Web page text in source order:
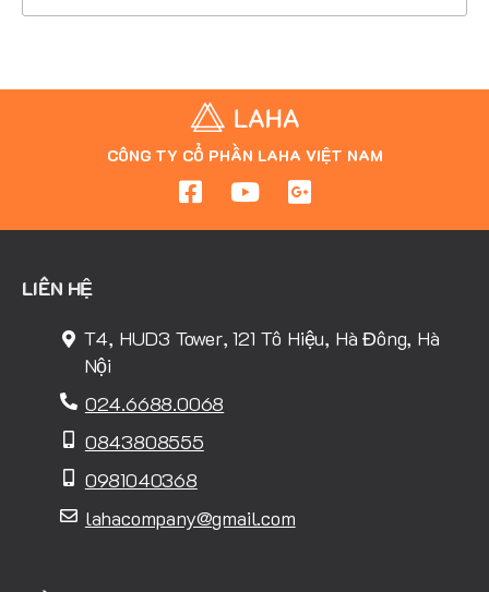
CÔNG TY CỔ PHẦN LAHA VIỆT NAM
LIÊN HỆ
T4, HUD3 Tower, 121 Tô Hiệu, Hà Đông, Hà
Nội
024.6688.0068
0843808555
0981040368
lahacompany@gmail.com